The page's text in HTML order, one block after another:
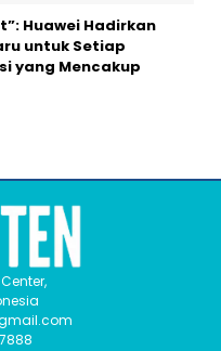
Huawei Hadirkan
untuk Setiap
yang Mencakup